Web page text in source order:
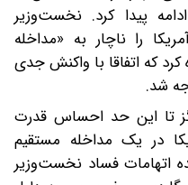
پیدا کرد. نخست‌وزیر
را ناچار به «مداخله
در «جنگ محدود» 12روزه کرد که اتفاقا با واکنش جدی
شد.
تا این حد احساس قدرت
در یک مداخله مستقیم
اتهامات فساد نخست‌وزیر